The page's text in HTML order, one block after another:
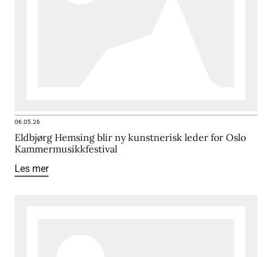
06.05.26
Eldbjørg Hemsing blir ny kunstnerisk leder for Oslo
Kammermusikkfestival
Les mer